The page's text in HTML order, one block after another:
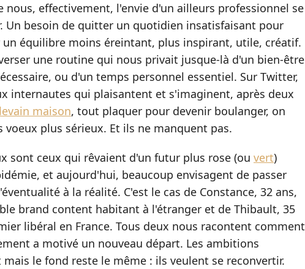
nous, effectivement, l'envie d'un ailleurs professionnel se
Un besoin de quitter un quotidien insatisfaisant pour
un équilibre moins éreintant, plus inspirant, utile, créatif.
une routine qui nous privait jusque-là d'un bien-être
ou d'un temps personnel essentiel. Sur Twitter,
internautes qui plaisantent et s'imaginent, après deux
maison, tout plaquer pour devenir boulanger, on
voeux plus sérieux. Et ils ne manquent pas.
sont ceux qui rêvaient d'un futur plus rose (ou vert)
et aujourd'hui, beaucoup envisagent de passer
à la réalité. C'est le cas de Constance, 32 ans,
brand content habitant à l'étranger et de Thibault, 35
libéral en France. Tous deux nous racontent comment
a motivé un nouveau départ. Les ambitions
mais le fond reste le même : ils veulent se reconvertir.